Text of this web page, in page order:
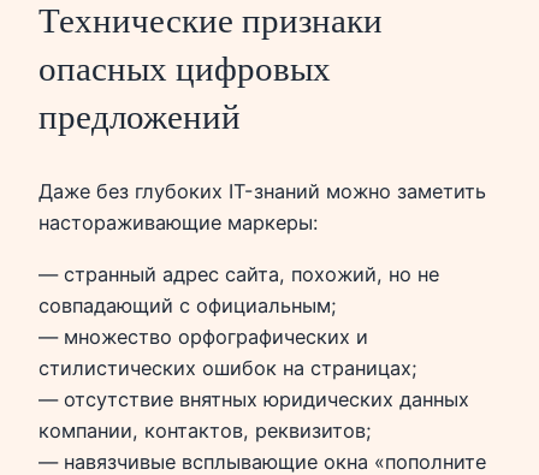
Технические признаки
опасных цифровых
предложений
Даже без глубоких IT-знаний можно заметить
настораживающие маркеры:
— странный адрес сайта, похожий, но не
совпадающий с официальным;
— множество орфографических и
стилистических ошибок на страницах;
— отсутствие внятных юридических данных
компании, контактов, реквизитов;
— навязчивые всплывающие окна «пополните